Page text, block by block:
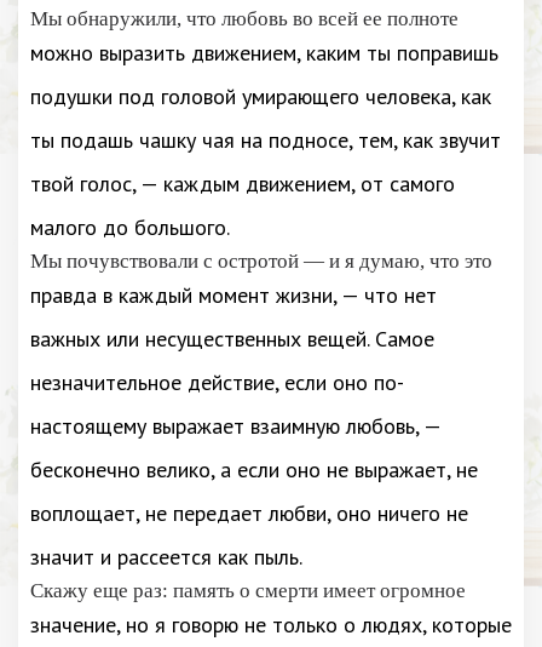
Мы обнаружили, что любовь во всей ее полноте
можно выразить движением, каким ты поправишь
подушки под головой умирающего человека, как
ты подашь чашку чая на подносе, тем, как звучит
твой голос, — каждым движением, от самого
малого до большого.
Мы почувствовали с остротой — и я думаю, что это
правда в каждый момент жизни, — что нет
важных или несущественных вещей. Самое
незначительное действие, если оно по-
настоящему выражает взаимную любовь, —
бесконечно велико, а если оно не выражает, не
воплощает, не передает любви, оно ничего не
значит и рассеется как пыль.
Скажу еще раз: память о смерти имеет огромное
значение, но я говорю не только о людях, которые